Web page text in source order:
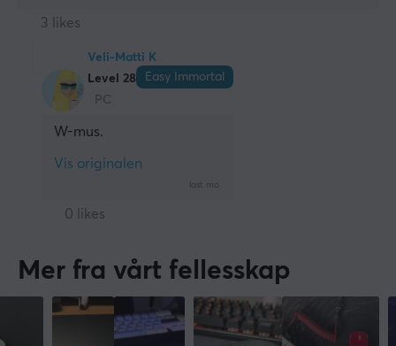
3 likes
Veli-Matti K
Level 28
Easy Immortal
PC
W-mus.
Vis originalen
last mo.
0 likes
Mer fra vårt fellesskap